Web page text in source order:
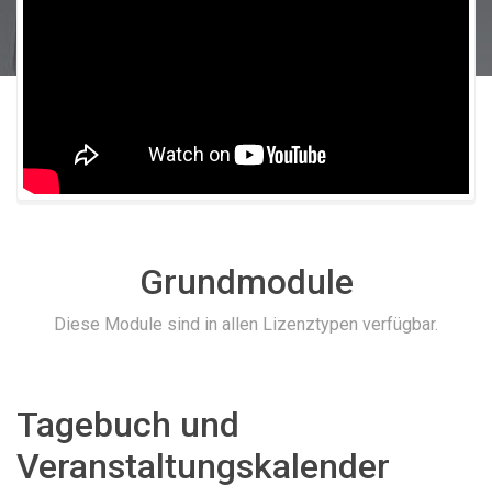
Grundmodule
Diese Module sind in allen Lizenztypen verfügbar.
Tagebuch und
Veranstaltungskalender